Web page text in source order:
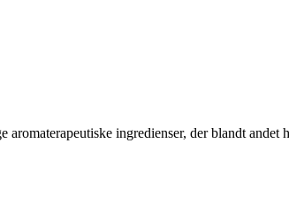
ingredienser, der blandt andet